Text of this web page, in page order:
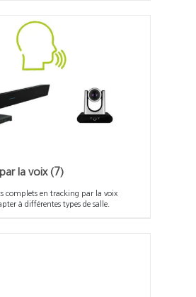
la voix (7)
complets en tracking par la voix
à différentes types de salle.